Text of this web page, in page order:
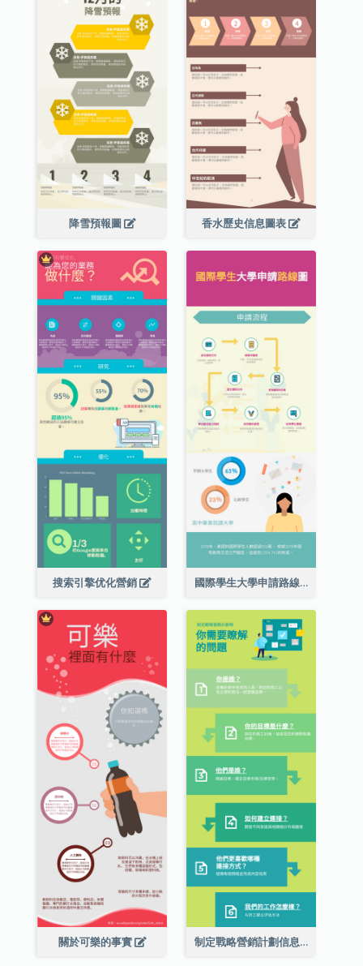
降雪預報圖 香水歷史信息圖表
搜索引擎优化營銷 國際學生大學申請路線圖
關於可樂的事實 制定戰略營銷計劃信息圖表